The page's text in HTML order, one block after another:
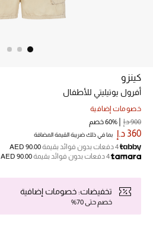
خصم حتى 70%
تسوقوا الآن
ما وصلنا حديثاً
ما وصلنا حديثاً
الموسم الجديد
كينزو
أفرول يوتيليتي للأطفال
خصومات إضافية
360 د.إ بما في ذلك ضريبة القيمة المضافة
900 د.إ 60% خصم
4 دفعات بدون فوائد بقيمة
AED 90.00
4 دفعات بدون فوائد بقيمة
AED 90.00
تخفيضات: خصومات إضافية
خصم حتى 70%